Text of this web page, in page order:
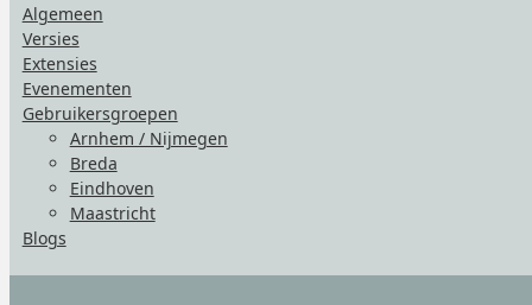
Algemeen
Versies
Extensies
Evenementen
Gebruikersgroepen
Arnhem / Nijmegen
Breda
Eindhoven
Maastricht
Blogs